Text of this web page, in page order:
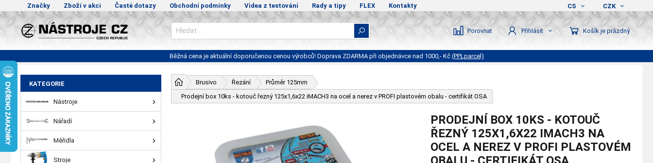
Značky Zboží v akci Časté dotazy Obchodní podmínky Videa z testování Rady a tipy FLEX Kontakty CS CZK
Porovnat Přihlásit Košík je prázdný
Běžná cena je aktuální doporučenou cenou výrobců! Doprava ZDARMA při objednávce nad 1000,- Kč (PPLparcel)
Brusivo Řezání
Průměr 125mm
Prodejní box 10ks - kotouč řezný 125x1,6x22 iMACH3 na ocel a nerez v PROFI plastovém obalu - certifikát OSA
PRODEJNÍ BOX 10KS - KOTOUČ
ŘEZNÝ 125X1,6X22 IMACH3 NA
OCEL A NEREZ V PROFI PLASTOVÉM
KATEGORIE
Nástroje
Nářadí
Měřidla
Stroje